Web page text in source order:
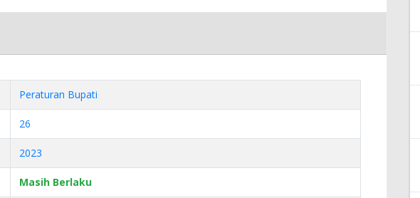
Peraturan Bupati
26
2023
Masih Berlaku